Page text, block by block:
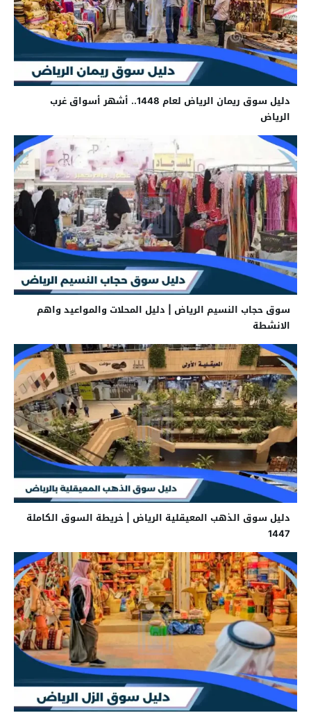
دليل سوق ريمان الرياض لعام 1448.. أشهر أسواق غرب
الرياض
سوق حجاب النسيم الرياض | دليل المحلات والمواعيد واهم
الانشطة
دليل سوق الذهب المعيقلية الرياض | خريطة السوق الكاملة
1447